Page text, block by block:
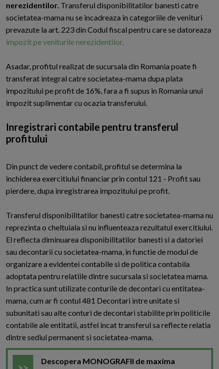
nerezidentilor. Transferul disponibilitatilor banesti catre
societatea-mama nu se incadreaza in categoriile de venituri
prevazute la art. 223 din Codul fiscal pentru care se datoreaza
impozit pe veniturile nerezidentilor.
Asadar, profitul realizat de sucursala din Romania poate fi
transferat integral catre societatea-mama dupa plata
impozitului pe profit de 16%, fara a fi supus in Romania unui
impozit suplimentar cu ocazia transferului.
Inregistrari contabile pentru transferul
profitului
Din punct de vedere contabil, profitul se determina la
inchiderea exercitiului financiar prin contul 121 - Profit sau
pierdere, dupa inregistrarea impozitului pe profit.
Transferul disponibilitatilor banesti catre societatea-mama nu
reprezinta o cheltuiala si nu influenteaza rezultatul exercitiului.
El reflecta diminuarea disponibilitatilor banesti si a datoriei
sau decontarii cu societatea-mama, in functie de modul de
organizare a evidentei contabile si de politica contabila
adoptata pentru relatiile dintre sucursala si societatea mama.
In practica sunt utilizate conturile de decontari cu entitatea-
mama, cum ar fi contul 481 Decontari intre unitate si
subunitati sau alte conturi de decontari stabilite prin politicile
contabile ale entitatii, astfel incat transferul sa reflecte relatia
dintre sediul permanent si societatea-mama.
Descopera MONOGRAFII de maxima